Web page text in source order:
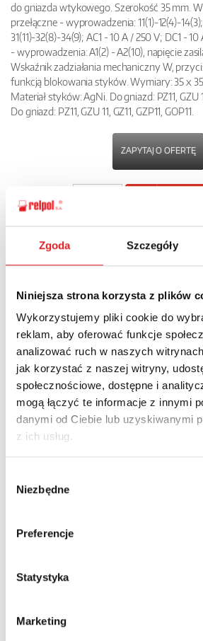
Zgoda Szczegóły
Niniejsza strona korzysta z plików
Wykorzystujemy pliki cookie do
reklam, aby oferować funkcje
analizować ruch w naszych
jak korzystać z naszej witryny,
społecznościowe, dostępne i
mogą łączyć te informacje z innymi
danymi od Ciebie lub uzyskiwanymi
z ich usług.
zgody
Niezbędne
Preferencje
Statystyka
Marketing
do gniazda wtykowego. Szerokość 35 mm.
przełączne - wyprowadzenia: 11(1)-12(4)-
31(11)-32(8)-34(9); AC1 - 10 A / 250 V; DC1 -
- wyprowadzenia: A1(2) - A2(10), napięcie
Wskaźnik zadziałania mechaniczny W,
funkcją blokowania styków. Wymiary: 35 x
Materiał styków: AgNi. Do gniazd: PZ11, GZU
Do gniazd: PZ11, GZU 11, GZ11, GZP11, GOP11.
ZAPYTAJ O OFERTĘ
POWRÓT
Zapytaj o
Imię i nazwisko: *
Adres e-mail: *
Numer telefonu: